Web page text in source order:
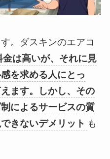
。ダスキンのエアコ
金は高いが、それに見
を求める人にとっ
ます。しかし、その
によるサービスの質
きないデメリット も